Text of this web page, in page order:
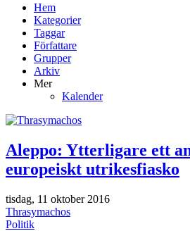
Hem
Kategorier
Taggar
Författare
Grupper
Arkiv
Mer
Kalender
Aleppo: Ytterligare ett
europeiskt utrikesfiasko
tisdag, 11 oktober 2016
Thrasymachos
Politik